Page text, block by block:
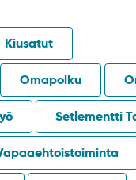
Kiusatut
Omapolku
Setlementti